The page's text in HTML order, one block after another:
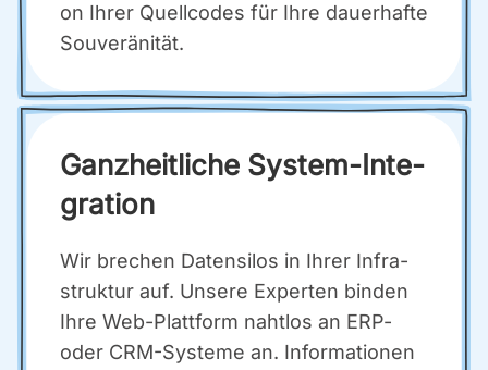
on Ihrer Quell­codes für Ihre dau­er­haf­te
Sou­ve­rä­ni­tät.
Ganz­heit­li­che Sys­tem-Inte­
gra­ti­on
Wir bre­chen Daten­si­los in Ihrer Infra­
struk­tur auf. Unse­re Exper­ten bin­den
Ihre Web-Platt­form naht­los an ERP-
oder CRM-Sys­te­me an. Infor­ma­tio­nen